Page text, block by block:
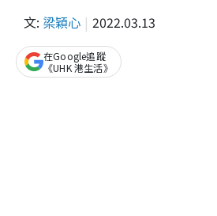
文: 梁穎心 2022.03.13
在Google追蹤
《UHK 港生活》